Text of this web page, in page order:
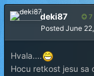
deki87 7
Posted June
Hvala....
Hocu retkost jesu sa